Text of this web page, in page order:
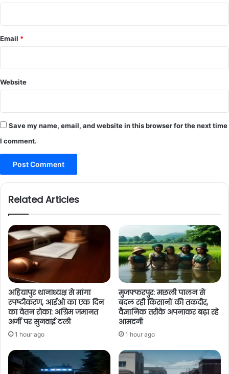
Email *
Website
Save my name, email, and website in this browser for the next time
I comment.
Related Articles
अहियापुर थानाध्यक्ष से मांगा
स्पष्टीकरण, आईओ का एक दिन
का वेतन रोका: अग्रिम जमानत
अर्जी पर सुनवाई टली
1 hour ago
मुजफ्फरपुर: मछली पालन से
बदल रही किसानों की तकदीर,
वैज्ञानिक तरीके अपनाकर बढ़ा रहे
आमदनी
1 hour ago